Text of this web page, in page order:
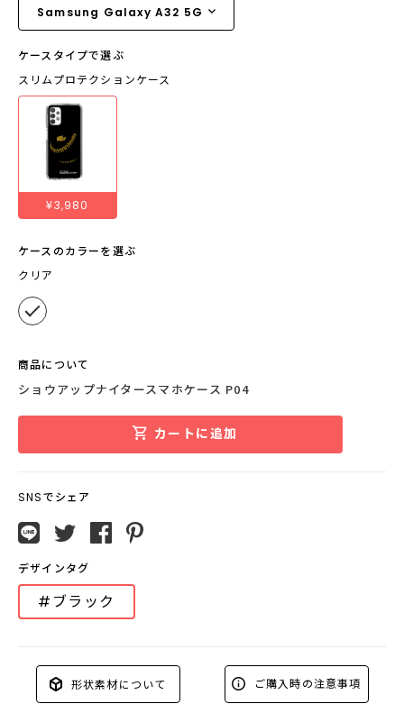
ケースタイプで選ぶ
スリムプロテクションケース
¥3,980
ケースのカラーを選ぶ
クリア
商品について
ショウアップナイタースマホケース P04
カートに追加
SNSでシェア
デザインタグ
#ブラック
形状素材について ご購入時の注意事項